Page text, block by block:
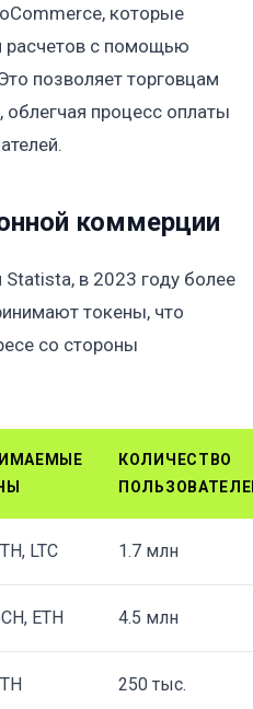
которые
расчетов с помощью
позволяет торговцам
облегчая процесс оплаты
коммерции
в 2023 году более
токены, что
со стороны
КОЛИЧЕСТВО
LTC 1.7 млн
ETH 4.5 млн
250 тыс.